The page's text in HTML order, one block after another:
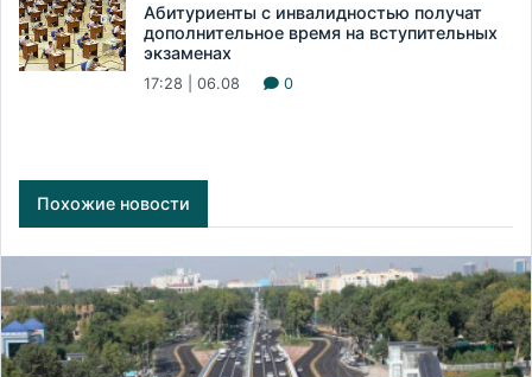
Абитуриенты с инвалидностью получат
дополнительное время на вступительных
экзаменах
17:28 | 06.08 0
Похожие новости